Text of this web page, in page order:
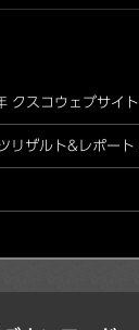
クスコウェブサイト
リザルト&レポート